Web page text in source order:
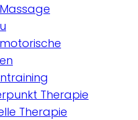
Therapie
Therapie